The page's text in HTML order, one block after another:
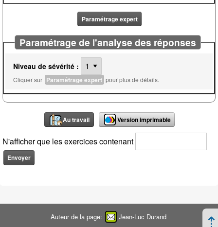
Paramétrage expert
Paramétrage de l'analyse des réponses
Niveau de sévérité :
Cliquer sur Paramétrage expert pour plus de détails.
Au travail Version imprimable
N'afficher que les exercices contenant
Auteur de la page:
Jean-Luc Durand